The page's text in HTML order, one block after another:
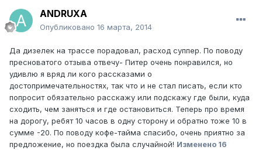
ANDRUXA
Опубликовано 16 марта, 2014
Да дизелек на трассе порадовал, расход суппер. По поводу
пресноватого отзыва отвечу- Питер очень понравился, но
удивлю я вряд ли кого рассказами о
достопримечательностях, так что и не стал писать, если кто
попросит обязательно расскажу или подскажу где были, куда
сходить, чем заняться и где остановиться. Теперь про время
на дорогу, ребят 10 часов в одну сторону и обратно тоже 10 в
сумме -20. По поводу кофе-тайма спасибо, очень приятно за
предложение, но поездка была случайной! Изменено 16